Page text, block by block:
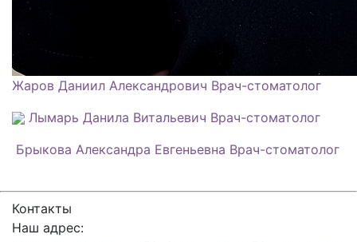
Жаров Даниил Александрович Врач-стоматолог
Лымарь Данила Витальевич Врач-стоматолог
Брыкова Александра Евгеньевна Врач-стоматолог
Контакты
Наш адрес: